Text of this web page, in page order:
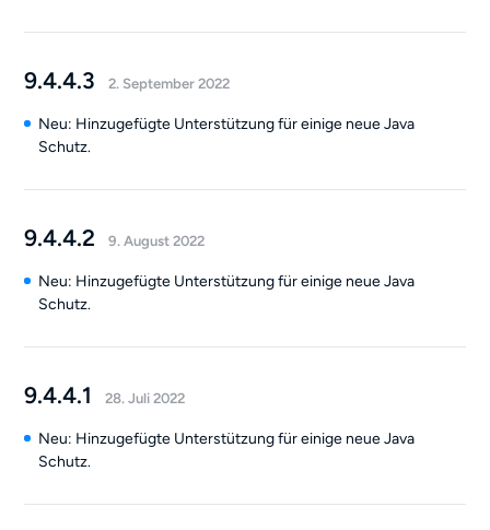
9.4.4.3 2. September 2022
Neu: Hinzugefügte Unterstützung für einige neue Java
Schutz.
9.4.4.2 9. August 2022
Neu: Hinzugefügte Unterstützung für einige neue Java
Schutz.
9.4.4.1 28. Juli 2022
Neu: Hinzugefügte Unterstützung für einige neue Java
Schutz.